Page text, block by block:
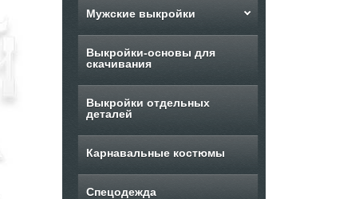
Мужские выкройки
Выкройки-основы для
скачивания
Выкройки отдельных
деталей
Карнавальные костюмы
Спецодежда